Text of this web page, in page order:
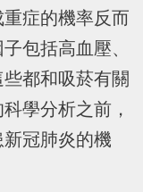
症的機率反而
包括高血壓、
都和吸菸有關
學分析之前，
冠肺炎的機